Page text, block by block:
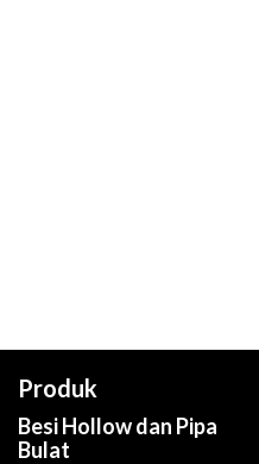
Produk
Besi Hollow dan Pipa
Bulat